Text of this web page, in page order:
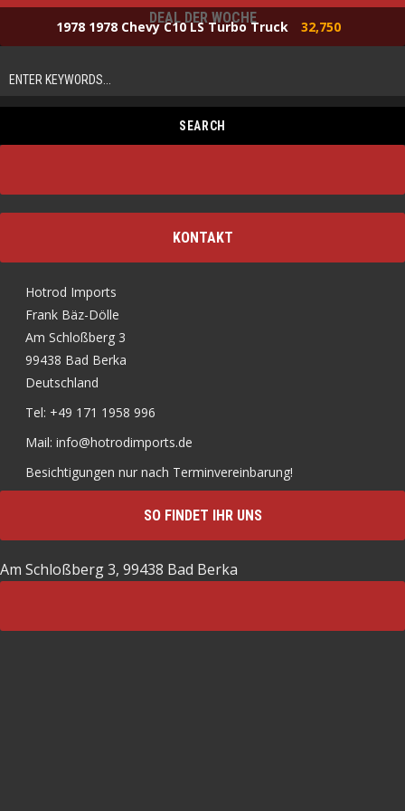
DEAL DER WOCHE
1978 1978 Chevy C10 LS Turbo Truck 32,750
KONTAKT
Hotrod Imports
Frank Bäz-Dölle
Am Schloßberg 3
99438 Bad Berka
Deutschland
Tel: +49 171 1958 996
Mail: info@hotrodimports.de
Besichtigungen nur nach Terminvereinbarung!
SO FINDET IHR UNS
Am Schloßberg 3, 99438 Bad Berka